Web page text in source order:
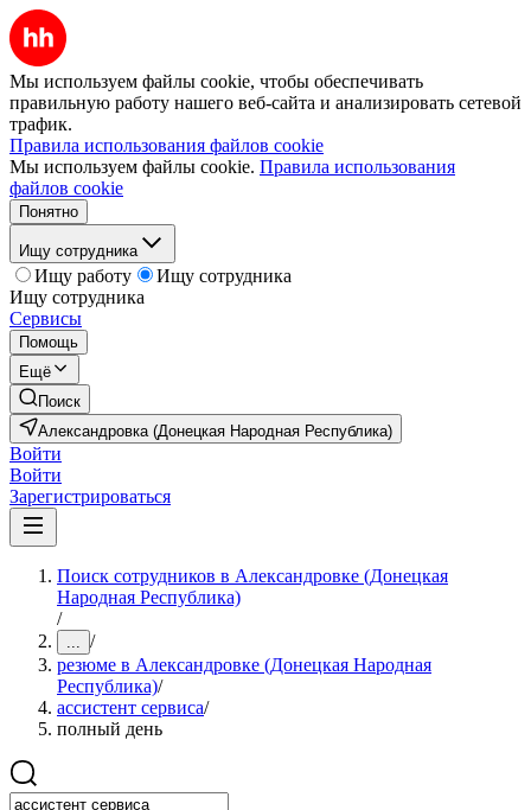
Мы используем файлы cookie, чтобы обеспечивать
правильную работу нашего веб-сайта и анализировать сетевой
трафик.
Правила использования файлов cookie
Мы используем файлы cookie. Правила использования
файлов cookie
Понятно
Ищу сотрудника
Ищу работу
Ищу сотрудника
Ищу сотрудника
Сервисы
Помощь
Ещё
Поиск
Александровка (Донецкая Народная Республика)
Войти
Войти
Зарегистрироваться
Поиск сотрудников в Александровке (Донецкая
Народная Республика)
/
... /
резюме в Александровке (Донецкая Народная
Республика)/
ассистент сервиса/
полный день